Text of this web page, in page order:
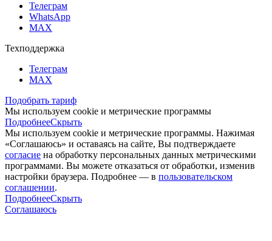
Телеграм
WhatsApp
MAX
Техподдержка
Телеграм
MAX
Подобрать тариф
Мы используем cookie и метрические программы
ПодробнееСкрыть
Мы используем cookie и метрические программы. Нажимая
«Соглашаюсь» и оставаясь на сайте, Вы подтверждаете
согласие на обработку персональных данных метрическими
программами. Вы можете отказаться от обработки, изменив
настройки браузера. Подробнее — в пользовательском
соглашении.
ПодробнееСкрыть
Соглашаюсь